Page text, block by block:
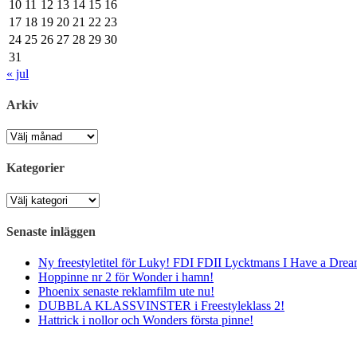
10 11 12 13 14 15 16
17 18 19 20 21 22 23
24 25 26 27 28 29 30
31
« jul
Arkiv
Arkiv
Kategorier
Kategorier
Senaste inläggen
Ny freestyletitel för Luky! FDI FDII Lycktmans I Have a
Hoppinne nr 2 för Wonder i hamn!
Phoenix senaste reklamfilm ute nu!
DUBBLA KLASSVINSTER i Freestyleklass 2!
Hattrick i nollor och Wonders första pinne!